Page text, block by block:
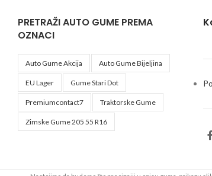
PRETRAŽI AUTO GUME PREMA
OZNACI
Auto Gume Akcija Auto Gume Bijeljina
EU Lager Gume Stari Dot
Premiumcontact7 Traktorske Gume
Zimske Gume 205 55 R16